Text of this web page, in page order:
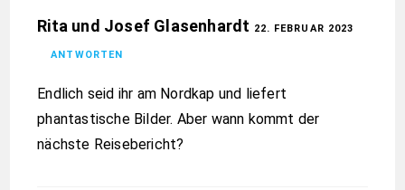
Rita und Josef Glasenhardt 22. FEBRUAR 2023
ANTWORTEN
Endlich seid ihr am Nordkap und liefert
phantastische Bilder. Aber wann kommt der
nächste Reisebericht?